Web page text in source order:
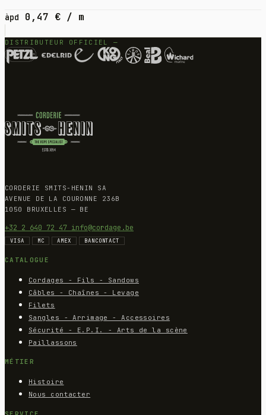
àpd 0,47 € / m
DISTRIBUTEUR OFFICIEL —
CORDERIE SMITS-HENIN SA
AVENUE DE LA COURONNE 236B
1050 BRUXELLES — BE
+32 2 640 72 47 info@cordage.be
VISA MC AMEX BANCONTACT
CATALOGUE
Cordages - Fils - Sandows
Câbles - Chaînes - Levage
Filets
Sangles - Arrimage - Accessoires
Sécurité - E.P.I. - Arts de la scène
Paillassons
MÉTIER
Histoire
Nous contacter